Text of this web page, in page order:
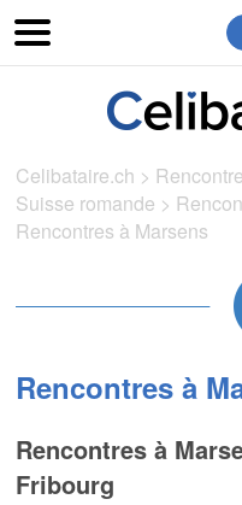
Celibataire.ch >
Suisse romande >
Rencontres à Marsens
Rencontres à
Rencontres à
Fribourg